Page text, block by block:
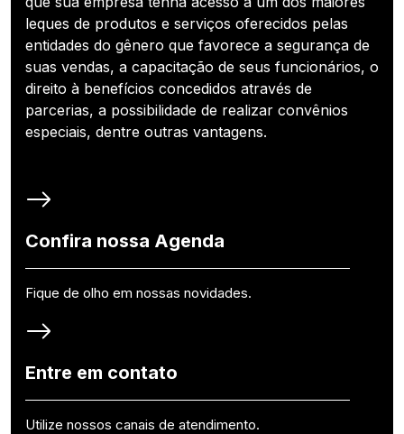
leques de produtos e serviços oferecidos pelas
entidades do gênero que favorece a segurança de
suas vendas, a capacitação de seus funcionários, o
direito à benefícios concedidos através de
parcerias, a possibilidade de realizar convênios
especiais, dentre outras vantagens.
Confira nossa Agenda
Fique de olho em nossas novidades.
Entre em contato
Utilize nossos canais de atendimento.